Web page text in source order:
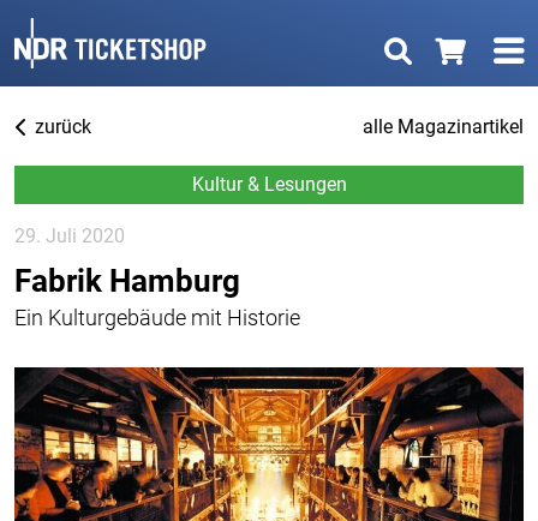
zurück alle Magazinartikel
29. Juli 2020
Kultur & Lesungen
Fabrik Hamburg
Ein Kulturgebäude mit Historie